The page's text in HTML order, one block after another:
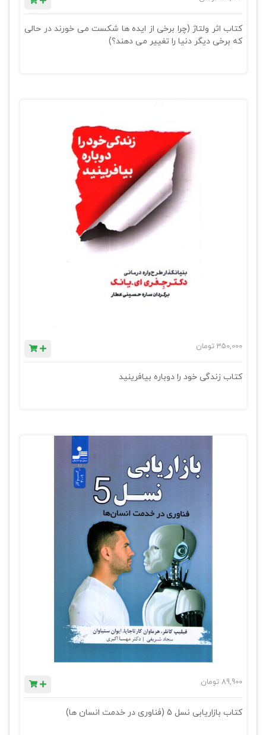
کتاب اثر ولتاژ (چرا برخی از ایده ها شکست می خورند در حالی
که برخی دیگر دنیا را تغییر می دهند؟)
350,000 تومان
کتاب زندگی خود را دوباره بیافرینید
89,900 تومان
کتاب بازاریابی نسل 5 (فناوری در خدمت انسان ها)